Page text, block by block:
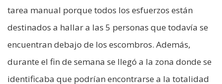
tarea manual porque todos los esfuerzos están
destinados a hallar a las 5 personas que todavía se
encuentran debajo de los escombros. Además,
durante el fin de semana se llegó a la zona donde se
identificaba que podrían encontrarse a la totalidad